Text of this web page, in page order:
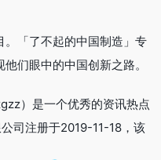
。「了不起的中国制造」专
们眼中的中国创新之路。
）是一个优秀的资讯热点
司注册于2019-11-18，该